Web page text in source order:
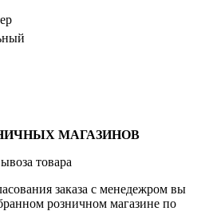
МАГАЗИНОВ
товара
заказа с менедежром вы
розничном магазине по